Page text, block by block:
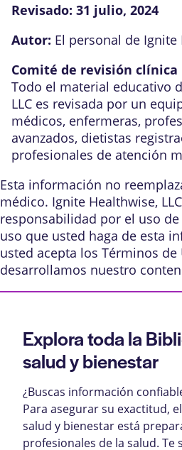
Revisado: 31 julio, 2024
Autor: El personal de Ignite
Comité de revisión clínica
Todo el material educativo
LLC es revisada por un
médicos, enfermeras,
avanzados, dietistas
profesionales de atención
Esta información no
médico. Ignite Healthwise,
responsabilidad por el uso
uso que usted haga de esta
usted acepta los Términos de
desarrollamos nuestro
Explora toda la
salud y bienestar
¿Buscas información
Para asegurar su exactitud,
salud y bienestar está
profesionales de la salud. Te